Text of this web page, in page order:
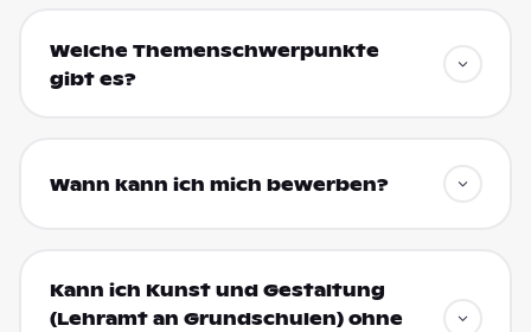
Welche Themenschwerpunkte
gibt es?
Wann kann ich mich bewerben?
Kann ich Kunst und Gestaltung
(Lehramt an Grundschulen) ohne